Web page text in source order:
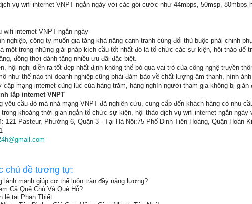
vụ wifi internet VNPT ngắn ngày với các gói cước như 44mbps, 50msp, 80mbps
wifi internet VNPT ngắn ngày
nghiệp, công ty muốn gia tăng khả năng cạnh tranh cùng đối thủ buộc phải chinh
một trong những giải pháp kích cầu tốt nhất đó là tổ chức các sự kiện, hội thảo để
đồng thời dành tặng nhiều ưu đãi đặc biệt.
hội nghị diễn ra tốt đẹp nhất định không thể bỏ qua vai trò của công nghệ truyền
như thế nào thì doanh nghiệp cũng phải đảm bảo về chất lượng âm thanh, hình
cập mạng internet cùng lúc của hàng trăm, hàng nghìn người tham gia không bị gián
lắp internet VNPT
yêu cầu đó mà nhà mạng VNPT đã nghiên cứu, cung cấp đến khách hàng có nhu
trong khoảng thời gian ngắn tổ chức sự kiện, hội thảo dịch vụ wifi internet ngắn ngày
121 Pasteur, Phường 6, Quận 3 - Tại Hà Nội:75 Phố Đinh Tiên Hoàng, Quận Hoàn
chủ đề tương tự:
lành mạnh giúp cơ thể luôn tràn đầy năng lượng?
Cả Quẻ Chủ Và Quẻ Hỗ?
lẻ tại Phan Thiết